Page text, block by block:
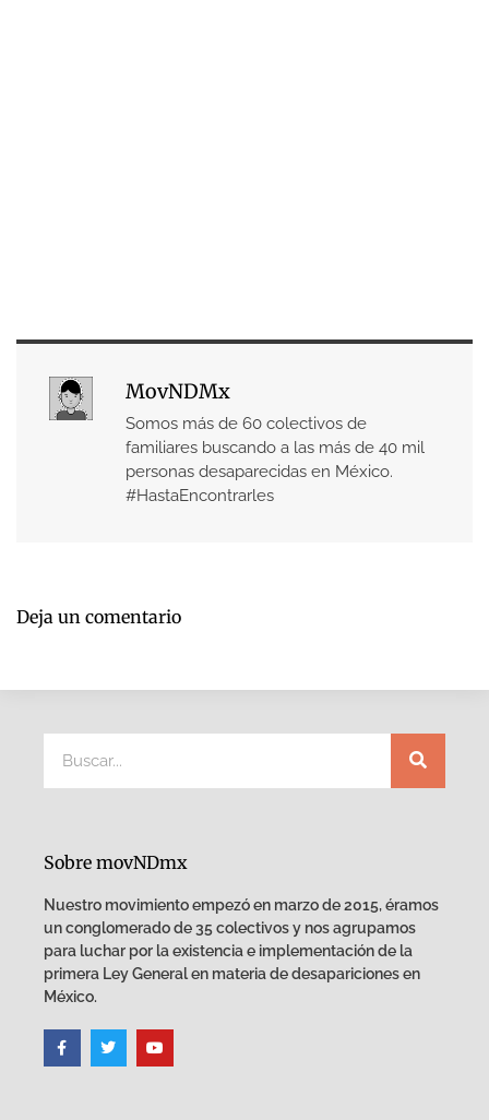
MovNDMx
Somos más de 60 colectivos de
familiares buscando a las más de 40 mil
personas desaparecidas en México.
#HastaEncontrarles
Deja un comentario
Sobre movNDmx
Nuestro movimiento empezó en marzo de 2015, éramos
un conglomerado de 35 colectivos y nos agrupamos
para luchar por la existencia e implementación de la
primera Ley General en materia de desapariciones en
México.